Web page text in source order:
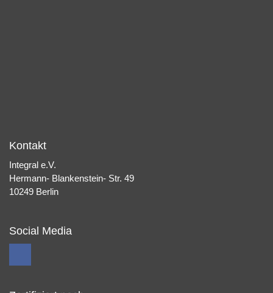
Kontakt
Integral e.V.
Hermann- Blankenstein- Str. 49
10249 Berlin
Social Media